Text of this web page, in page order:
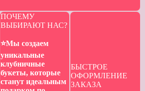
ПОЧЕМУ
ВЫБИРАЮТ НАС?
⭐️Мы создаем
уникальные
клубничные
букеты, которые
станут идеальным
БЫСТРОЕ
ОФОРМЛЕНИЕ
ЗАКАЗА